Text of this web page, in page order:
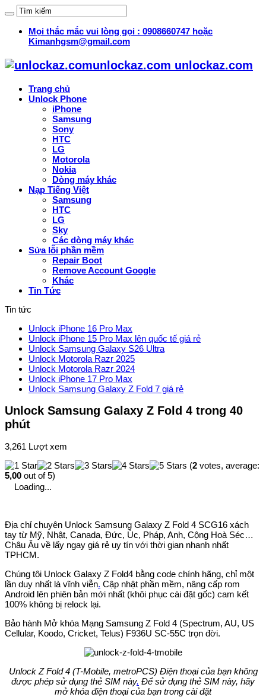
Mọi thắc mắc vui lòng gọi : 0908660747 hoặc
Kimanhgsm@gmail.com
unlockaz.com unlockaz.com
Trang chủ
Unlock Phone
iPhone
Samsung
Sony
HTC
LG
Motorola
Nokia
Dòng máy khác
Nạp Tiếng Việt
Samsung
HTC
LG
Sky
Các dòng máy khác
Sửa lỗi phần mềm
Repair Boot
Remove Account Google
Khác
Tin Tức
Tin tức
Unlock iPhone 16 Pro Max
Unlock iPhone 15 Pro Max lên quốc tế giá rẻ
Unlock Samsung Galaxy S26 Ultra
Unlock Motorola Razr 2025
Unlock Motorola Razr 2024
Unlock iPhone 17 Pro Max
Unlock Samsung Galaxy Z Fold 7 giá rẻ
Unlock Samsung Galaxy Z Fold 4 trong 40
phút
3,261 Lượt xem
(2 votes, average:
5,00 out of 5)
Loading...
Địa chỉ chuyên Unlock Samsung Galaxy Z Fold 4 SCG16 xách
tay từ Mỹ, Nhật, Canada, Đức, Úc, Pháp, Anh, Cộng Hoà Séc…
Châu Âu về lấy ngay giá rẻ uy tín với thời gian nhanh nhất
TPHCM.
Chúng tôi Unlock Galaxy Z Fold4 bằng code chính hãng, chỉ một
lần duy nhất là vĩnh viễn. Cập nhật phần mềm, nâng cấp rom
Android lên phiên bản mới nhất (khôi phục cài đặt gốc) cam kết
100% không bị relock lại.
Bảo hành Mở khóa Mạng Samsung Z Fold 4 (Spectrum, AU, US
Cellular, Koodo, Cricket, Telus) F936U SC-55C trọn đời.
Unlock Z Fold 4 (T-Mobile, metroPCS) Điện thoại của bạn không
được phép sử dụng thẻ SIM này. Để sử dụng thẻ SIM này, hãy
mở khóa điện thoại của bạn trong cài đặt